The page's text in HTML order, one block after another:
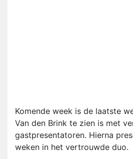
Komende week is de laatste
Van den Brink te zien is met
gastpresentatoren. Hierna
weken in het vertrouwde duo.